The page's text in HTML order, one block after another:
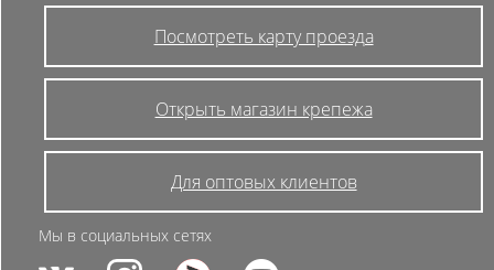
Посмотреть карту проезда
Открыть магазин крепежа
Для оптовых клиентов
Мы в социальных сетях